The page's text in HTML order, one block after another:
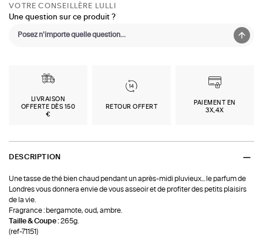
VOTRE CONSEILLÈRE LULLI
Une question sur ce produit ?
LIVRAISON
OFFERTE DÈS 150
€
RETOUR OFFERT
PAIEMENT EN
3X,4X
DESCRIPTION
Une tasse de thé bien chaud pendant un après-midi pluvieux... le parfum de
Londres vous donnera envie de vous asseoir et de profiter des petits plaisirs
de la vie.
Fragrance : bergamote, oud, ambre.
Taille & Coupe :265g.
(ref-71151)